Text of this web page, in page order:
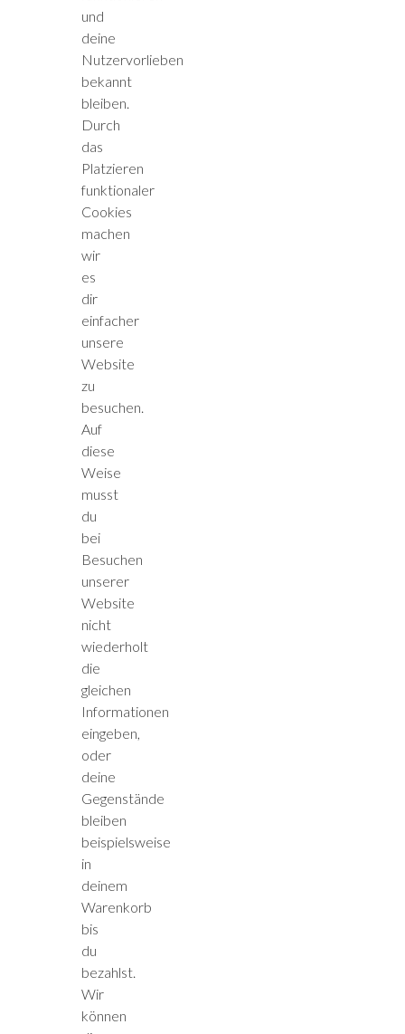
und
deine
Nutzervorlieben
bekannt
bleiben.
Durch
das
Platzieren
funktionaler
Cookies
machen
wir
es
dir
einfacher
unsere
Website
zu
besuchen.
Auf
diese
Weise
musst
du
bei
Besuchen
unserer
Website
nicht
wiederholt
die
gleichen
Informationen
eingeben,
oder
deine
Gegenstände
bleiben
beispielsweise
in
deinem
Warenkorb
bis
du
bezahlst.
Wir
können